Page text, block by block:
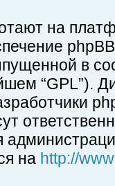
на
в
“GPL”).
на http://